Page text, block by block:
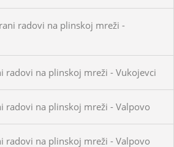
radovi na plinskoj mreži -
radovi na plinskoj mreži - Vukojevci
radovi na plinskoj mreži - Valpovo
radovi na plinskoj mreži - Valpovo